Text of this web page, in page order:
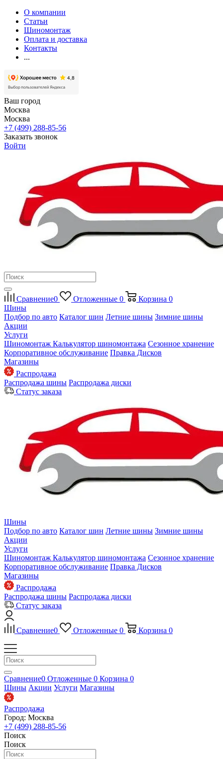
О компании
Статьи
Шиномонтаж
Оплата и доставка
Контакты
...
Ваш город
Москва
Москва
+7 (499) 288-85-56
Заказать звонок
Войти
Сравнение0 Отложенные 0 Корзина 0
Шины
Подбор по авто Каталог шин Летние шины Зимние шины
Акции
Услуги
Шиномонтаж Калькулятор шиномонтажа Сезонное хранение
Корпоративное обслуживание Правка Дисков
Магазины
Распродажа
Распродажа шины Распродажа диски
Статус заказа
Шины
Подбор по авто Каталог шин Летние шины Зимние шины
Акции
Услуги
Шиномонтаж Калькулятор шиномонтажа Сезонное хранение
Корпоративное обслуживание Правка Дисков
Магазины
Распродажа
Распродажа шины Распродажа диски
Статус заказа
Сравнение0 Отложенные 0 Корзина 0
Сравнение0 Отложенные 0 Корзина 0
Шины Акции Услуги Магазины
Распродажа
Город: Москва
+7 (499) 288-85-56
Поиск
Поиск